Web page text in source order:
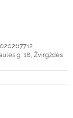
g. 18, Žvirgždės